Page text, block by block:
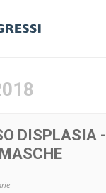
DISPLASIA -